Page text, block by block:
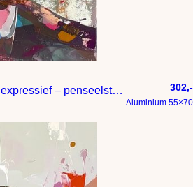
Uit op een tak – Modern expressief – penseelstreken en abstracte kleurige vlakken 302,-
Aluminium 55×70